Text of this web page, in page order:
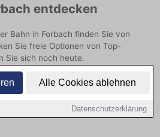
Alle Cookies ablehnen
Datenschutzerklärung
entdecken
Bahn in Forbach finden Sie von
Sie freie Optionen von Top-
Sie sich noch heute.
bei der Bahn: Aktuell
für Ausbildung